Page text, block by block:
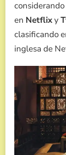
en Netflixy
clasificando
inglesa de